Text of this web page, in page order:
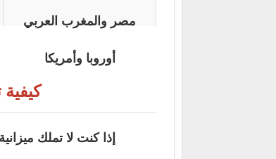
مصر والمغرب العربي
أوروبا وأمريكا
إذا كنت لا تملك